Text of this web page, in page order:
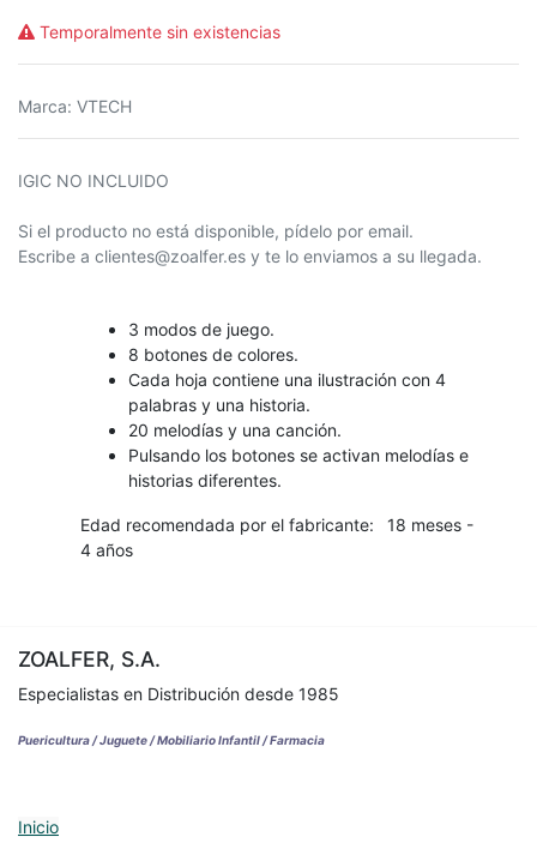
Temporalmente sin existencias
Marca: VTECH
IGIC NO INCLUIDO
Si el producto no está disponible, pídelo por email.
Escribe a clientes@zoalfer.es y te lo enviamos a su llegada.
3 modos de juego.
8 botones de colores.
Cada hoja contiene una ilustración con 4
palabras y una historia.
20 melodías y una canción.
Pulsando los botones se activan melodías e
historias diferentes.
Edad recomendada por el fabricante:
18 meses -
4 años
ZOALFER, S.A.
Especialistas en Distribución desde 1985
Puericultura / Juguete / Mobiliario Infantil / Farmacia
Inicio